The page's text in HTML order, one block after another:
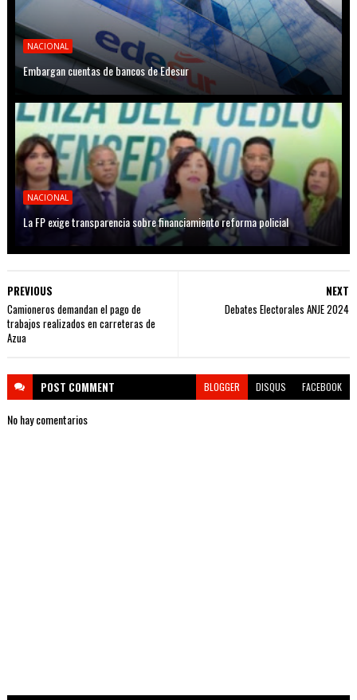
NACIONAL
Embargan cuentas de bancos de Edesur
NACIONAL
La FP exige transparencia sobre financiamiento reforma policial
NEXT
Debates Electorales ANJE 2024
PREVIOUS
Camioneros demandan el pago de
trabajos realizados en carreteras de
Azua
POST COMMENT BLOGGER DISQUS FACEBOOK
No hay comentarios